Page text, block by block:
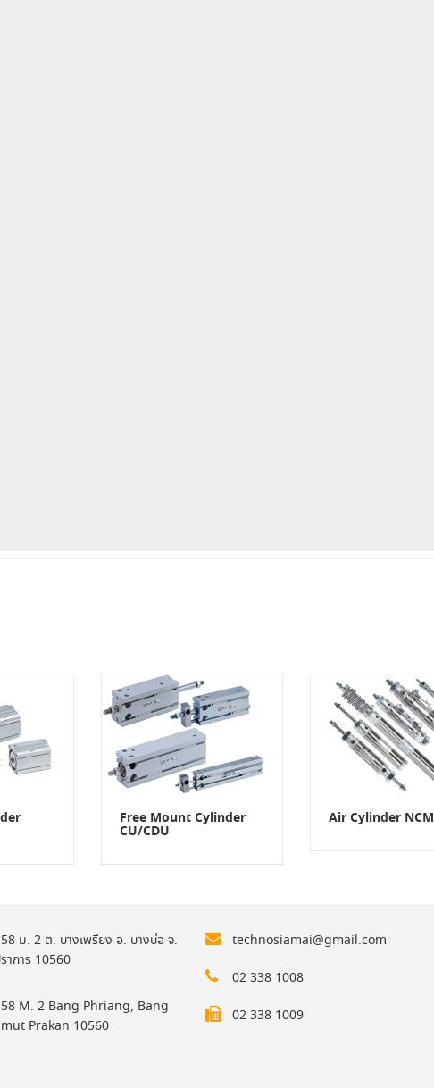
Free Mount Cylinder
CU/CDU
Air Cylinder NCM
ม. 2 ต. บางเพรียง อ. บางบ่อ จ.
าการ 10560
M. 2 Bang Phriang, Bang
Prakan 10560
technosiamai@gmail.com
02 338 1008
02 338 1009